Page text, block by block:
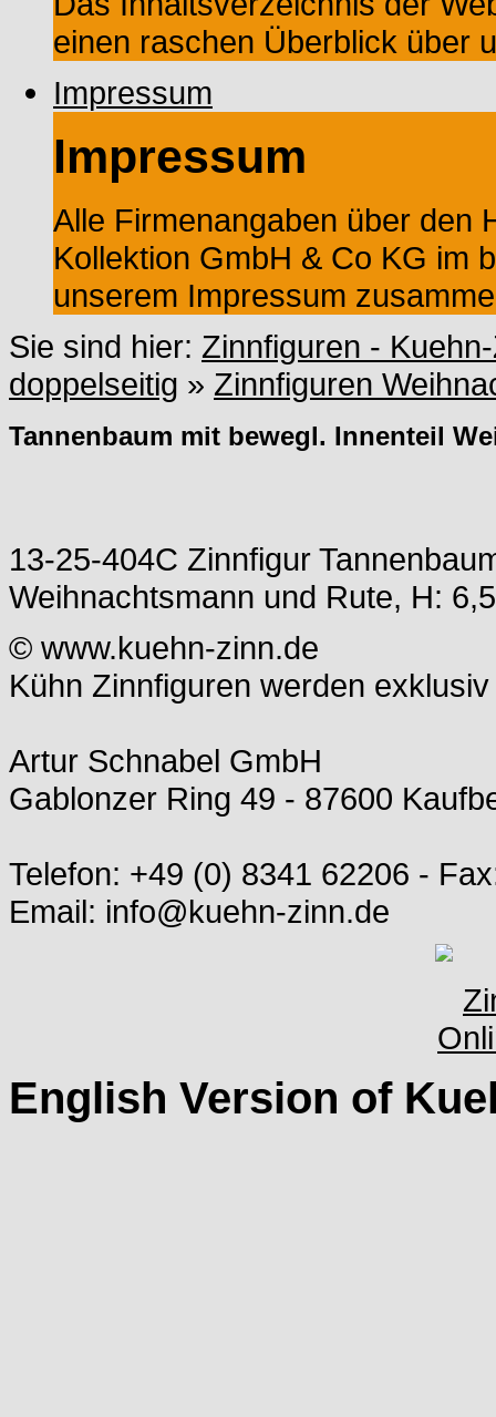
einen raschen Überblick über
Impressum
Impressum
Alle Firmenangaben über den
Kollektion GmbH & Co KG im
unserem Impressum
Sie sind hier: Zinnfiguren -
doppelseitig » Zinnfiguren
Tannenbaum mit bewegl. Innenteil
13-25-404C Zinnfigur
Weihnachtsmann und Rute, H:
© www.kuehn-zinn.de
Kühn Zinnfiguren werden
Artur Schnabel GmbH
Gablonzer Ring 49 - 87600
Telefon: +49 (0) 8341 62206 -
Email: info@kuehn-zinn.de
English Version of